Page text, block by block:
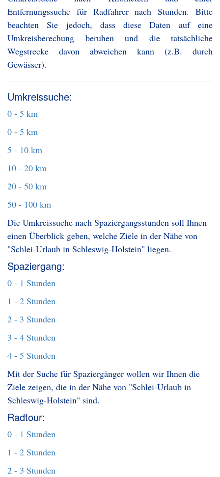
Entfernungssuche für Radfahrer nach Stunden. Bitte
beachten Sie jedoch, dass diese Daten auf eine
Umkreisberechung beruhen und die tatsächliche
Wegstrecke davon abweichen kann (z.B. durch
Gewässer).
Umkreissuche:
0 - 5 km
0 - 5 km
5 - 10 km
10 - 20 km
20 - 50 km
50 - 100 km
Die Umkreissuche nach Spaziergangsstunden soll Ihnen
einen Überblick geben, welche Ziele in der Nähe von
"Schlei-Urlaub in Schleswig-Holstein" liegen.
Spaziergang:
0 - 1 Stunden
1 - 2 Stunden
2 - 3 Stunden
3 - 4 Stunden
4 - 5 Stunden
Mit der Suche für Spaziergänger wollen wir Ihnen die
Ziele zeigen, die in der Nähe von "Schlei-Urlaub in
Schleswig-Holstein" sind.
Radtour:
0 - 1 Stunden
1 - 2 Stunden
2 - 3 Stunden